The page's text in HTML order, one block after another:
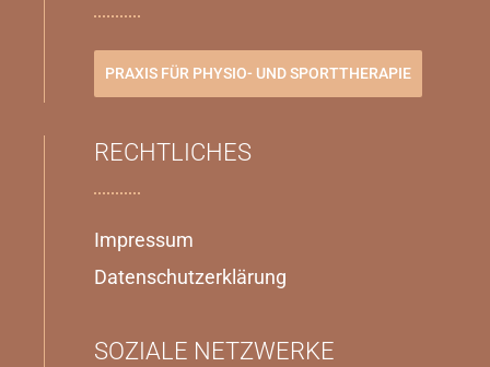
PRAXIS FÜR PHYSIO- UND SPORTTHERAPIE
RECHTLICHES
Impressum
Datenschutzerklärung
SOZIALE NETZWERKE